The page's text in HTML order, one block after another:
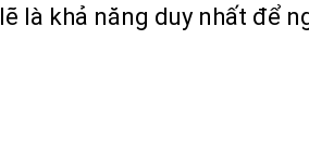
là khả năng duy nhất để